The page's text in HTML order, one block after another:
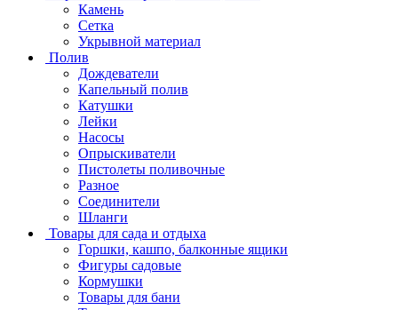
Камень
Сетка
Укрывной материал
Полив
Дождеватели
Капельный полив
Катушки
Лейки
Насосы
Опрыскиватели
Пистолеты поливочные
Разное
Соединители
Шланги
Товары для сада и отдыха
Горшки, кашпо, балконные ящики
Фигуры садовые
Кормушки
Товары для бани